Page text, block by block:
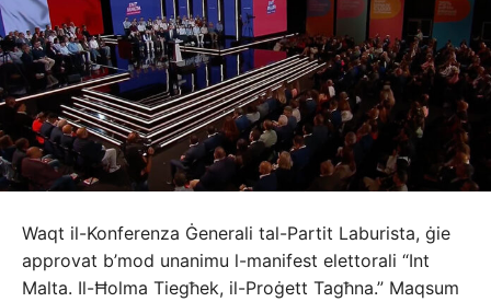
Waqt il-Konferenza Ġenerali tal-Partit Laburista, ġie
approvat b’mod unanimu l-manifest elettorali “Int
Malta. Il-Ħolma Tiegħek, il-Proġett Tagħna.” Maqsum